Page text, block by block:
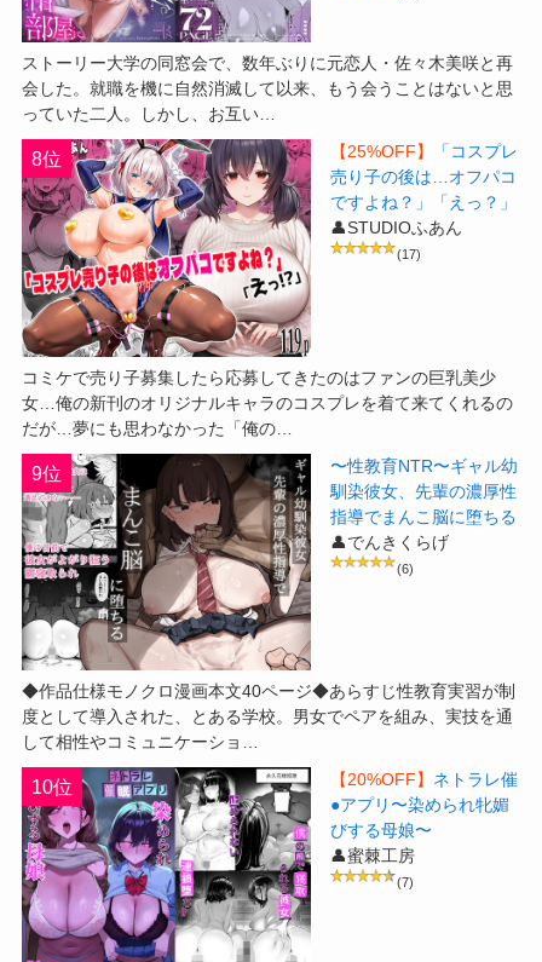
ストーリー大学の同窓会で、数年ぶりに元恋人・佐々木美咲と再
会した。就職を機に自然消滅して以来、もう会うことはないと思
っていた二人。しかし、お互い…
8位 【25%OFF】
「コスプレ
売り子の後は…オフパコ
ですよね？」「えっ？」
👤STUDIOふあん
(17)
コミケで売り子募集したら応募してきたのはファンの巨乳美少
女…俺の新刊のオリジナルキャラのコスプレを着て来てくれるの
だが…夢にも思わなかった「俺の…
9位
〜性教育NTR〜ギャル幼
馴染彼女、先輩の濃厚性
指導でまんこ脳に堕ちる
👤でんきくらげ
(6)
◆作品仕様モノクロ漫画本文40ページ◆あらすじ性教育実習が制
度として導入された、とある学校。男女でペアを組み、実技を通
して相性やコミュニケーショ…
10位 【20%OFF】 ネトラレ催
●アプリ〜染められ牝媚
びする母娘〜
👤蜜棘工房
(7)